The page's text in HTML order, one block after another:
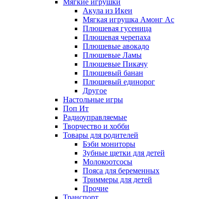
Мягкие игрушки
Акула из Икеи
Мягкая игрушка Амонг Ас
Плюшевая гусеница
Плюшевая черепаха
Плюшевые авокадо
Плюшевые Ламы
Плюшевые Пикачу
Плюшевый банан
Плюшевый единорог
Другое
Настольные игры
Поп Ит
Радиоуправляемые
Творчество и хобби
Товары для родителей
Бэби мониторы
Зубные щетки для детей
Молокоотсосы
Пояса для беременных
Триммеры для детей
Прочие
Транспорт